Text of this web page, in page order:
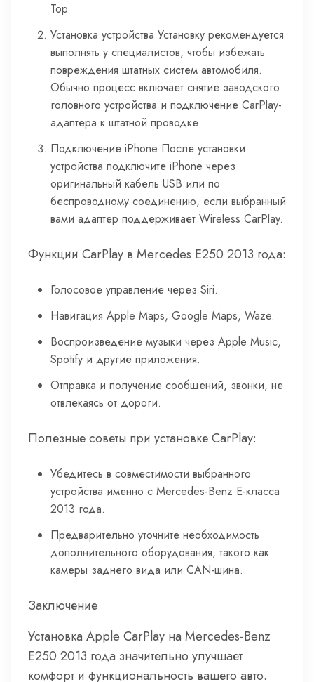
Top.
Установка устройства Установку рекомендуется
выполнять у специалистов, чтобы избежать
повреждения штатных систем автомобиля.
Обычно процесс включает снятие заводского
головного устройства и подключение CarPlay-
адаптера к штатной проводке.
Подключение iPhone После установки
устройства подключите iPhone через
оригинальный кабель USB или по
беспроводному соединению, если выбранный
вами адаптер поддерживает Wireless CarPlay.
Функции CarPlay в Mercedes E250 2013 года:
Голосовое управление через Siri.
Навигация Apple Maps, Google Maps, Waze.
Воспроизведение музыки через Apple Music,
Spotify и другие приложения.
Отправка и получение сообщений, звонки, не
отвлекаясь от дороги.
Полезные советы при установке CarPlay:
Убедитесь в совместимости выбранного
устройства именно с Mercedes-Benz E-класса
2013 года.
Предварительно уточните необходимость
дополнительного оборудования, такого как
камеры заднего вида или CAN-шина.
Заключение
Установка Apple CarPlay на Mercedes-Benz
E250 2013 года значительно улучшает
комфорт и функциональность вашего авто.